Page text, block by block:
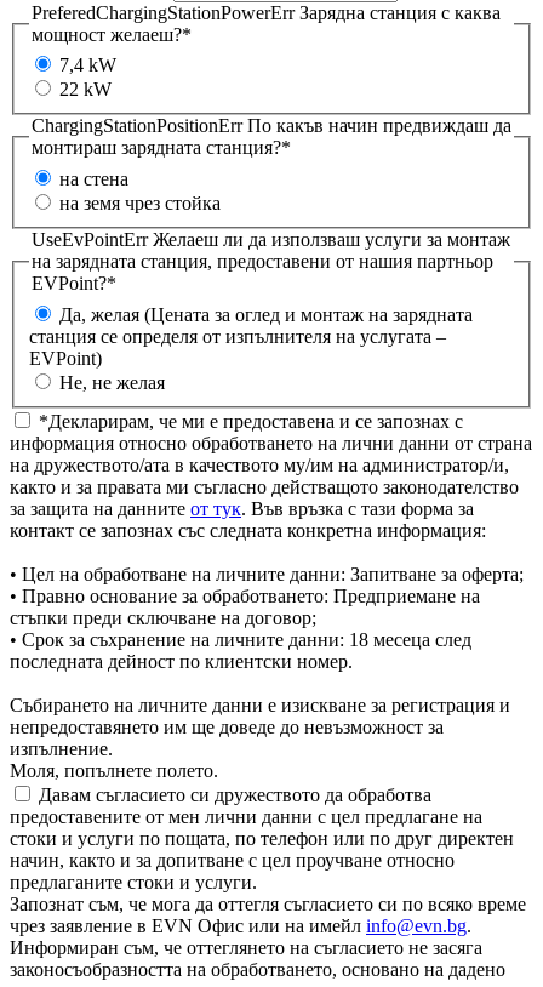
PreferedChargingStationPowerErr Зарядна станция с каква
мощност желаеш?*
7,4 kW
22 kW
ChargingStationPositionErr По какъв начин предвиждаш да
монтираш зарядната станция?*
на стена
на земя чрез стойка
UseEvPointErr Желаеш ли да използваш услуги за монтаж
на зарядната станция, предоставени от нашия партньор
EVPoint?*
Да, желая (Цената за оглед и монтаж на зарядната
станция се определя от изпълнителя на услугата –
EVPoint)
Не, не желая
*Декларирам, че ми е предоставена и се запознах с
информация относно обработването на лични данни от страна
на дружеството/ата в качеството му/им на администратор/и,
както и за правата ми съгласно действащото законодателство
за защита на данните от тук. Във връзка с тази форма за
контакт се запознах със следната конкретна информация:
• Цел на обработване на личните данни: Запитване за оферта;
• Правно основание за обработването: Предприемане на
стъпки преди сключване на договор;
• Срок за съхранение на личните данни: 18 месеца след
последната дейност по клиентски номер.
Събирането на личните данни е изискване за регистрация и
непредоставянето им ще доведе до невъзможност за
изпълнение.
Моля, попълнете полето.
Давам съгласието си дружеството да обработва
предоставените от мен лични данни с цел предлагане на
стоки и услуги по пощата, по телефон или по друг директен
начин, както и за допитване с цел проучване относно
предлаганите стоки и услуги.
Запознат съм, че мога да оттегля съгласието си по всяко време
чрез заявление в EVN Офис или на имейл info@evn.bg.
Информиран съм, че оттеглянето на съгласието не засяга
законосъобразността на обработването, основано на дадено